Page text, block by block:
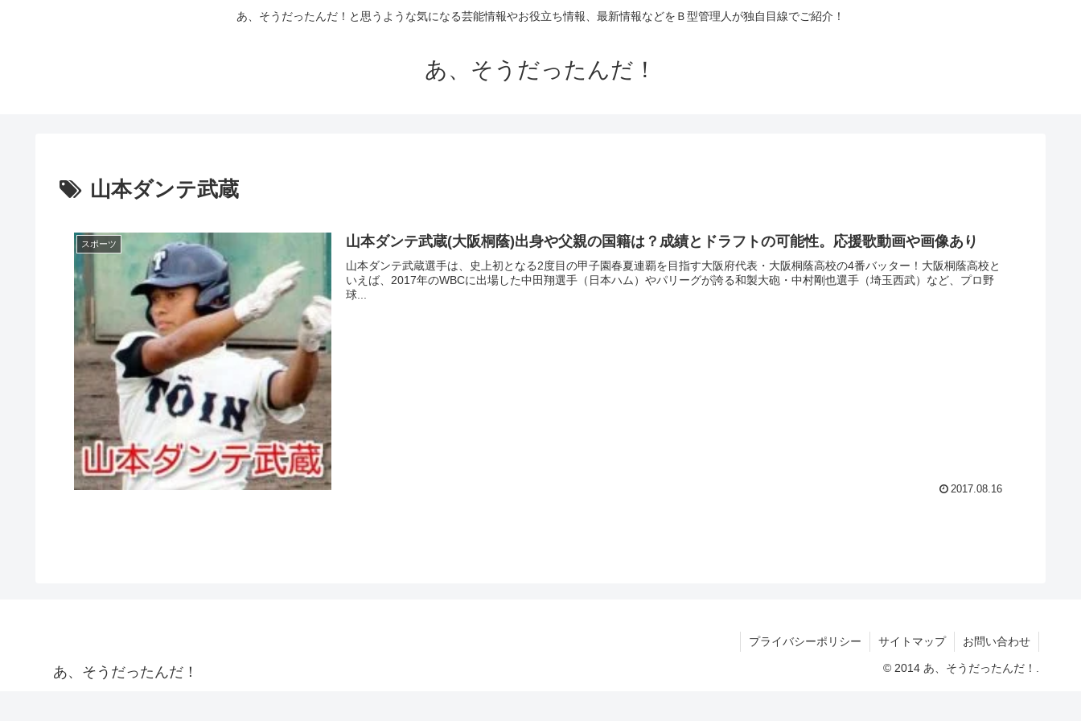
あ、そうだったんだ！と思うような気になる芸能情報やお役立ち情報、最新情報などをＢ型管理人が独自目線でご紹介！
あ、そうだったんだ！
山本ダンテ武蔵
スポーツ 山本ダンテ武蔵(大阪桐蔭)出身や父親の国籍は？成績とドラフトの可能性。応援歌動画や画像あり
山本ダンテ武蔵選手は、史上初となる2度目の甲子園春夏連覇を目指す大阪府代表・大阪桐蔭高校の4番バッター！大阪桐蔭高校と
いえば、2017年のWBCに出場した中田翔選手（日本ハム）やパリーグが誇る和製大砲・中村剛也選手（埼玉西武）など、プロ野
球...
2017.08.16
あ、そうだったんだ！
プライバシーポリシー サイトマップ お問い合わせ
© 2014 あ、そうだったんだ！.